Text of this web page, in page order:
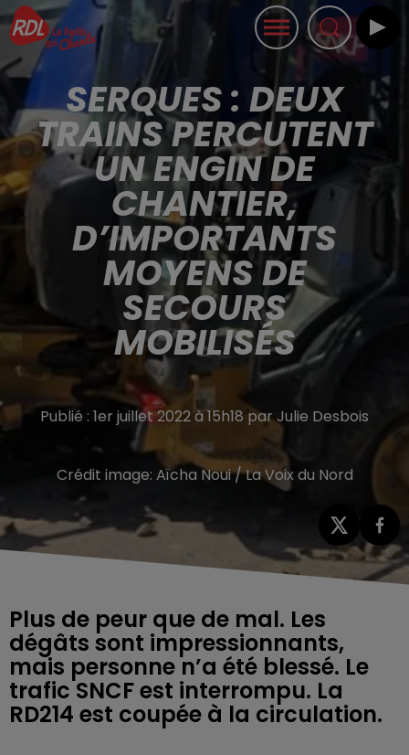
SERQUES : DEUX
TRAINS PERCUTENT
UN ENGIN DE
CHANTIER,
D’IMPORTANTS
MOYENS DE
SECOURS
MOBILISÉS
Publié : 1er juillet 2022 à 15h18 par Julie Desbois
Crédit image: Aïcha Noui / La Voix du Nord
Plus de peur que de mal. Les
dégâts sont impressionnants,
mais personne n’a été blessé. Le
trafic SNCF est interrompu. La
RD214 est coupée à la circulation.